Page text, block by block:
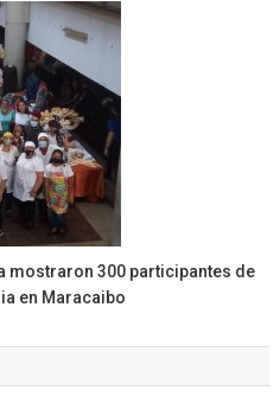
mostraron 300 participantes de
en Maracaibo